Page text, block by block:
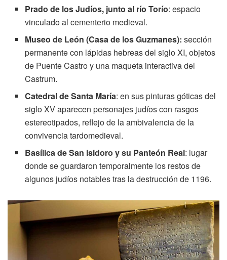
Prado de los Judíos, junto al río Torío: espacio
vinculado al cementerio medieval.
Museo de León (Casa de los Guzmanes): sección
permanente con lápidas hebreas del siglo XI, objetos
de Puente Castro y una maqueta interactiva del
Castrum.
Catedral de Santa María: en sus pinturas góticas del
siglo XV aparecen personajes judíos con rasgos
estereotipados, reflejo de la ambivalencia de la
convivencia tardomedieval.
Basílica de San Isidoro y su Panteón Real: lugar
donde se guardaron temporalmente los restos de
algunos judíos notables tras la destrucción de 1196.